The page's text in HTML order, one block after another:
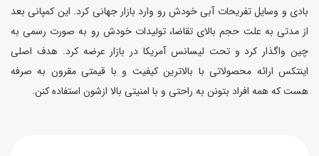
بادی و وسایل تفریحات آبی خودش رو وارد بازار جهانی کرد. این کمپانی بعد
از مدتی به علت حجم بالای تقاضا، تولیدات خودش رو به صورت رسمی به
چین واگذار کرد و تحت لیسانس آمریکا در بازار عرضه کرد. هدف اصلی
اینتکس ارائه محصولاتی با بالاترین کیفیت و با قیمتی مقرون به صرفه
هست که همه افراد بتونن به راحتی و با امنیتی بالا ازشون استفاده کنن.